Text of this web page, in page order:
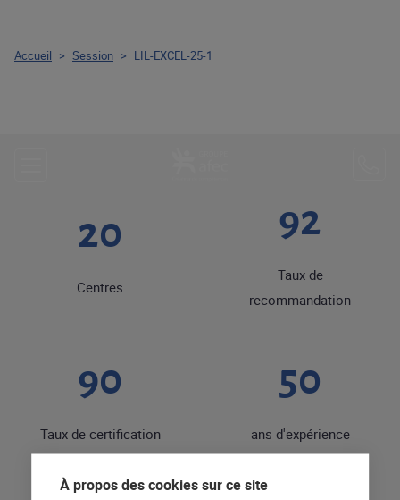
20
Centres
92
Taux de
recommandation
90
Taux de certification
50
ans d'expérience
Accueil > Session > LIL-EXCEL-25-1
À propos des cookies sur ce site